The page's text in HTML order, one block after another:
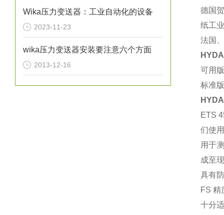
Wika压力变送器：工业自动化的设备
2023-11-23
wika压力变送器安装要注意六个方面
2013-12-16
德国
纸工
法国
可用
标准
ETS
们使
用于
成至
具有
FS 精
十分